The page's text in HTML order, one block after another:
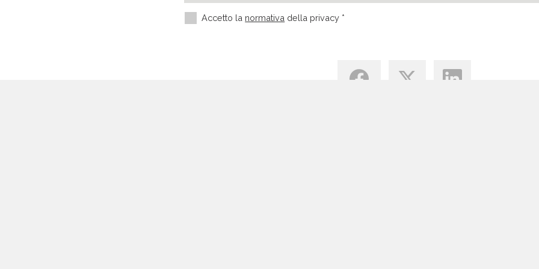
Accetto la normativa della privacy *